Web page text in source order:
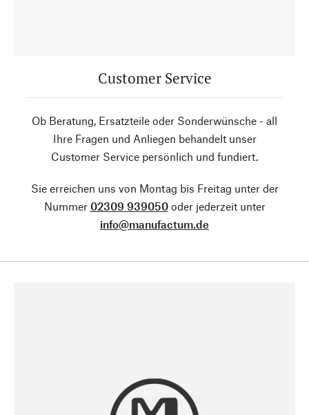
Customer Service
Ob Beratung, Ersatzteile oder Sonderwünsche - all
Ihre Fragen und Anliegen behandelt unser
Customer Service persönlich und fundiert.
Sie erreichen uns von Montag bis Freitag unter der
Nummer 02309 939050oder jederzeit unter
info@manufactum.de